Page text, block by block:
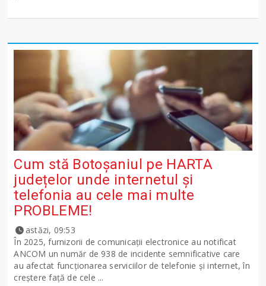
Cum stă Botoșaniul pe HARTA
județelor unde internetul și
telefonia au cele mai multe
PROBLEME!
astăzi, 09:53
În 2025, furnizorii de comunicații electronice au notificat
ANCOM un număr de 938 de incidente semnificative care
au afectat funcționarea serviciilor de telefonie și internet, în
creștere față de cele ...